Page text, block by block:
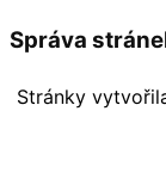
Správa
Stránky